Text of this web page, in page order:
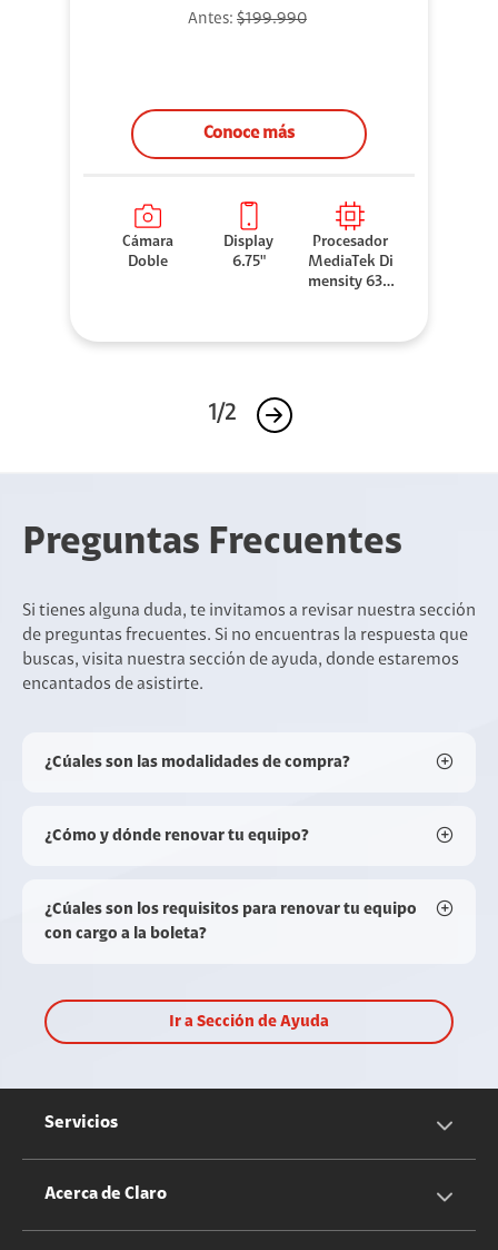
Antes: $199.990
Conoce más
Cámara
Doble
Display
6.75"
Procesador
MediaTek Di
mensity 630
1/2
Preguntas Frecuentes
Si tienes alguna duda, te invitamos a revisar nuestra sección
de preguntas frecuentes. Si no encuentras la respuesta que
buscas, visita nuestra sección de ayuda, donde estaremos
encantados de asistirte.
¿Cúales son las modalidades de compra?
¿Cómo y dónde renovar tu equipo?
¿Cúales son los requisitos para renovar tu equipo
con cargo a la boleta?
Ir a Sección de Ayuda
Servicios
Servicios Móviles
Acerca de Claro